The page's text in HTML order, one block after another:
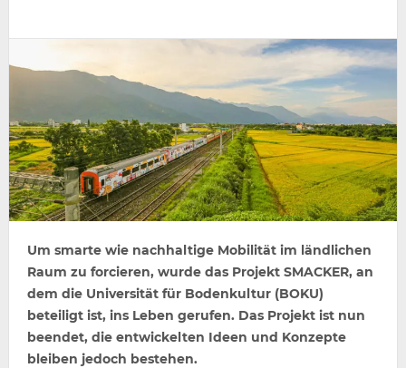
Um smarte wie nachhaltige Mobilität im ländlichen
Raum zu forcieren, wurde das Projekt SMACKER, an
dem die Universität für Bodenkultur (BOKU)
beteiligt ist, ins Leben gerufen. Das Projekt ist nun
beendet, die entwickelten Ideen und Konzepte
bleiben jedoch bestehen.